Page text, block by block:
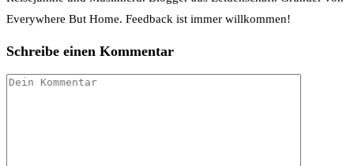
Everywhere But Home. Feedback ist immer willkommen!
Schreibe einen Kommentar